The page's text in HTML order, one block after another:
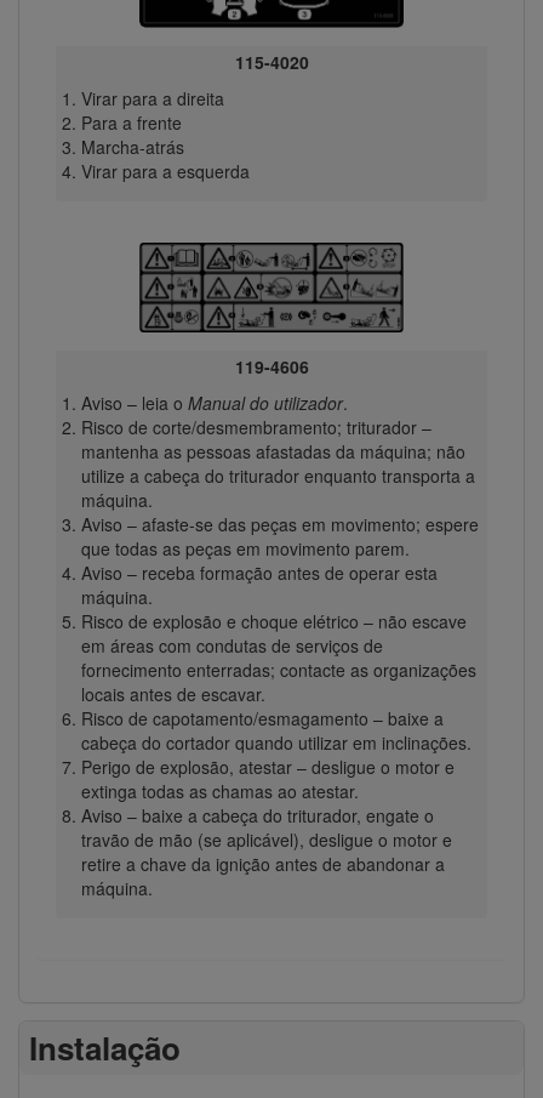
115-4020
Virar para a direita
Para a frente
Marcha-atrás
Virar para a esquerda
119-4606
Aviso – leia o Manual do utilizador.
Risco de corte/desmembramento; triturador –
mantenha as pessoas afastadas da máquina; não
utilize a cabeça do triturador enquanto transporta a
máquina.
Aviso – afaste-se das peças em movimento; espere
que todas as peças em movimento parem.
Aviso – receba formação antes de operar esta
máquina.
Risco de explosão e choque elétrico – não escave
em áreas com condutas de serviços de
fornecimento enterradas; contacte as organizações
locais antes de escavar.
Risco de capotamento/esmagamento – baixe a
cabeça do cortador quando utilizar em inclinações.
Perigo de explosão, atestar – desligue o motor e
extinga todas as chamas ao atestar.
Aviso – baixe a cabeça do triturador, engate o
travão de mão (se aplicável), desligue o motor e
retire a chave da ignição antes de abandonar a
máquina.
Instalação